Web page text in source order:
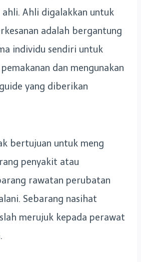
ahli. Ahli digalakkan untuk
adalah bergantung
individu sendiri untuk
dan mengunakan
yang diberikan
bertujuan untuk meng
penyakit atau
rawatan perubatan
Sebarang nasihat
merujuk kepada perawat